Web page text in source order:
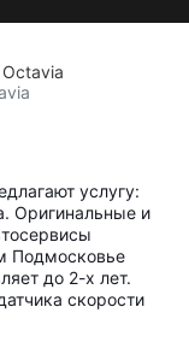
услугу:
Оригинальные и
Подмосковье
до 2-х лет.
скорости